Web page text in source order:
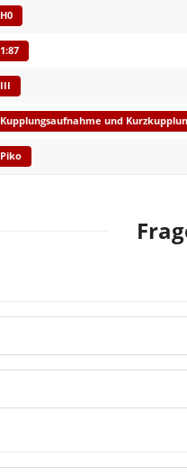
H0
1:87
III
Kupplungsaufnahme und
Piko